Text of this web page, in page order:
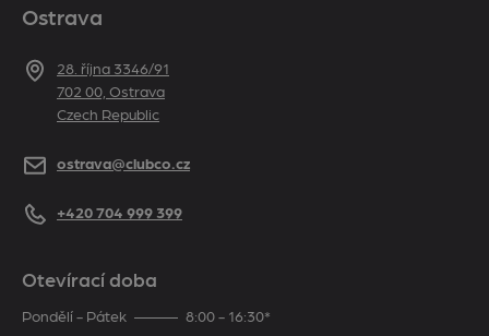
Ostrava
Adresa28. října 3346/91
702 00, Ostrava
Czech Republic
E-mailostrava@clubco.cz
Telefon+420 704 999 399
Otevírací doba
Pondělí - Pátek
8:00 - 16:30*